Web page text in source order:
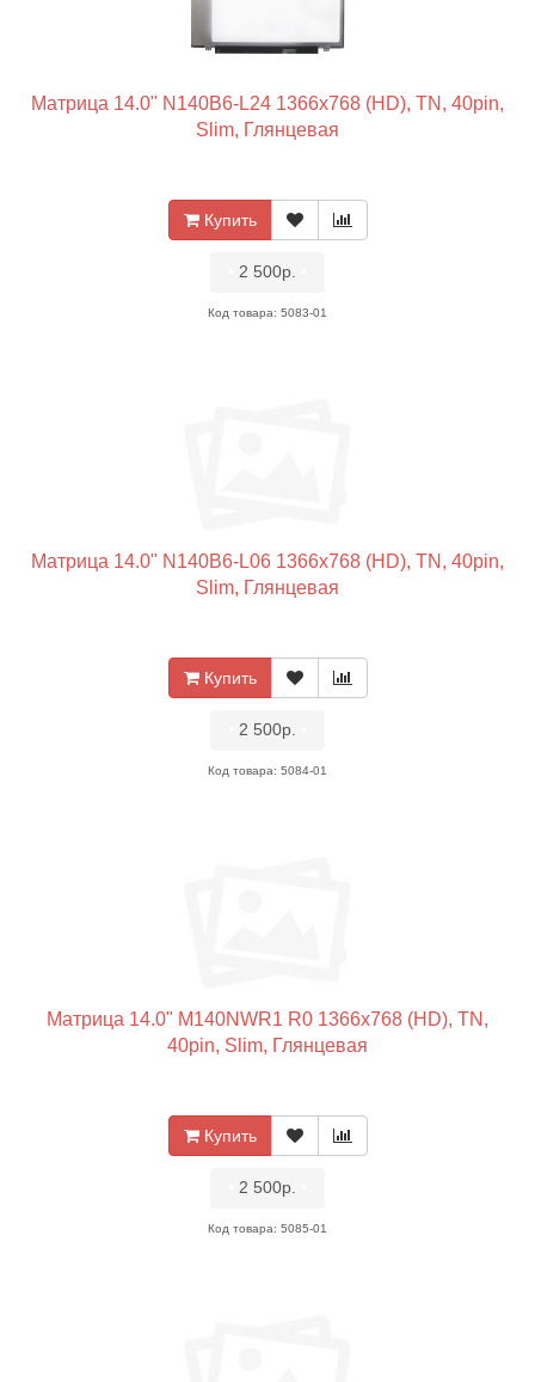
Матрица 14.0" N140B6-L24 1366x768 (HD), TN, 40pin,
Slim, Глянцевая
Купить
2 500р.
Код товара: 5083-01
Матрица 14.0" N140B6-L06 1366x768 (HD), TN, 40pin,
Slim, Глянцевая
Купить
2 500р.
Код товара: 5084-01
Матрица 14.0" M140NWR1 R0 1366x768 (HD), TN,
40pin, Slim, Глянцевая
Купить
2 500р.
Код товара: 5085-01